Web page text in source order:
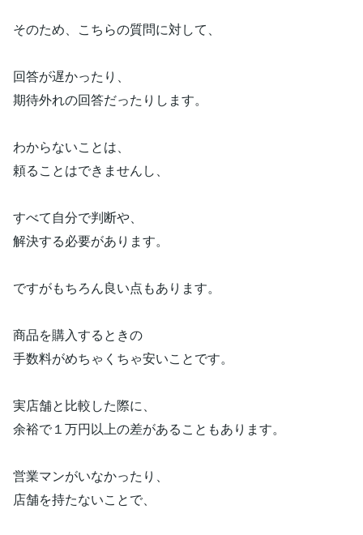
そのため、こちらの質問に対して、
回答が遅かったり、
期待外れの回答だったりします。
わからないことは、
頼ることはできませんし、
すべて自分で判断や、
解決する必要があります。
ですがもちろん良い点もあります。
商品を購入するときの
手数料がめちゃくちゃ安いことです。
実店舗と比較した際に、
余裕で１万円以上の差があることもあります。
営業マンがいなかったり、
店舗を持たないことで、